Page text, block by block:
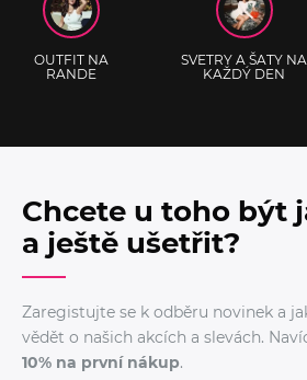
OUTFIT NA
RANDE
SVETRY A ŠATY NA
KAŽDÝ DEN
Chcete u toho být
a ještě ušetřit?
Zaregistujte se k odběru novinek a
vědět o našich akcích a slevách.
10% na první nákup.